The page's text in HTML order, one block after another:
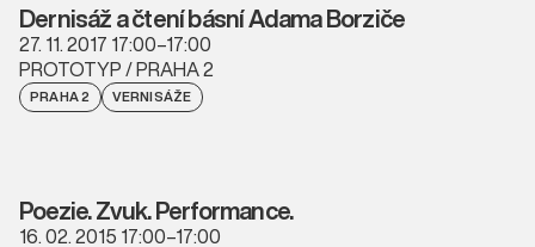
Dernisáž a čtení básní Adama Borziče
27. 11. 2017 17:00–17:00
PROTOTYP / PRAHA 2
PRAHA 2 VERNISÁŽE
Poezie. Zvuk. Performance.
16. 02. 2015 17:00–17:00